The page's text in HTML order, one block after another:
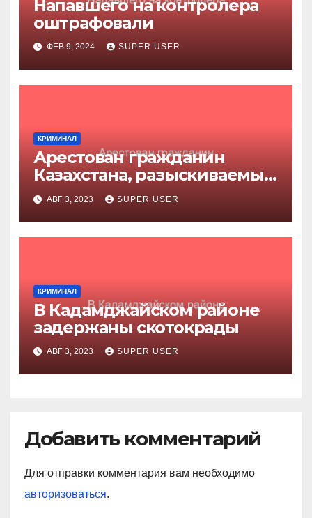
Напавшего на контролера
оштрафовали
ФЕВ 9, 2024 SUPER USER
КРИМИНАЛ
Арестован гражданин
Казахстана, разыскиваемый
за убийство
АВГ 3, 2023 SUPER USER
КРИМИНАЛ
В Кадамджайском районе
задержаны скотокрады
АВГ 3, 2023 SUPER USER
Добавить комментарий
Для отправки комментария вам необходимо
авторизоваться.